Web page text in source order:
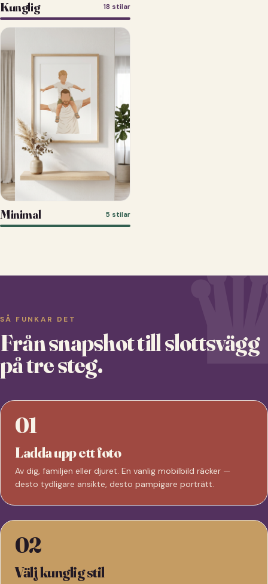
Kunglig 18 stilar
Minimal 5 stilar
SÅ FUNKAR DET
Från snapshot till slottsvägg
på tre steg.
01
Ladda upp ett foto
Av dig, familjen eller djuret. En vanlig mobilbild räcker —
desto tydligare ansikte, desto pampigare porträtt.
02
Välj kunglig stil